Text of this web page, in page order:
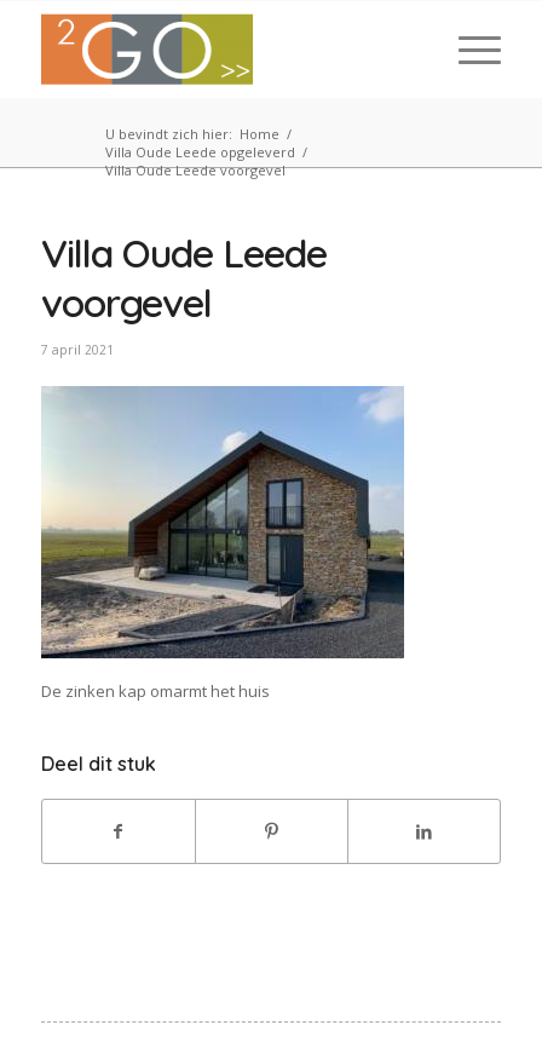
U bevindt zich hier: Home /
Villa Oude Leede opgeleverd /
Villa Oude Leede voorgevel
Villa Oude Leede
voorgevel
7 april 2021
De zinken kap omarmt het huis
Deel dit stuk